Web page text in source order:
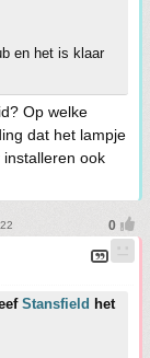
en het is klaar
Op welke
dat het lampje
ook
Stansfield het